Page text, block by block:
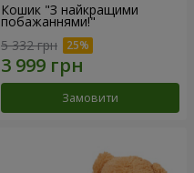
Кошик "З найкращими
побажаннями!"
5 332 грн
Замовити